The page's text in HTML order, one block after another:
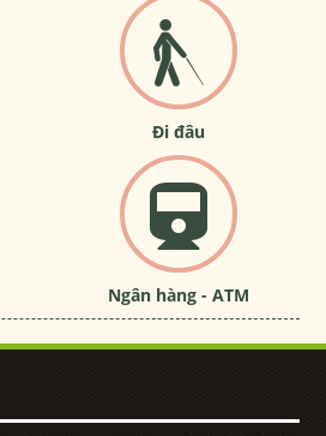
Đi đâu
Ngân hàng - ATM